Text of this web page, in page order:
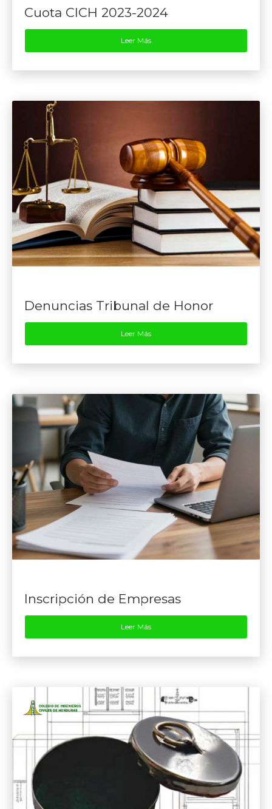
Cuota CICH 2023-2024
Leer Más
Denuncias Tribunal de Honor
Leer Más
Inscripción de Empresas
Leer Más